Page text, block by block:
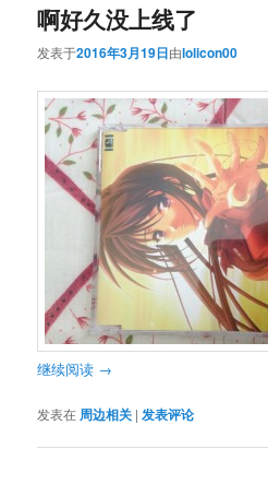
啊好久没上线了
发表于2016年3月19日由lolicon00
继续阅读 →
发表在 周边相关 | 发表评论